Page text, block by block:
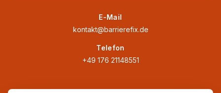
E-Mail
kontakt@barrierefix.de
Telefon
+49 176 21148551